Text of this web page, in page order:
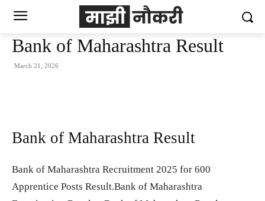
Bank of Maharashtra Result
March 21, 2026
Bank of Maharashtra Result
Bank of Maharashtra Recruitment 2025 for 600
Apprentice Posts Result.Bank of Maharashtra